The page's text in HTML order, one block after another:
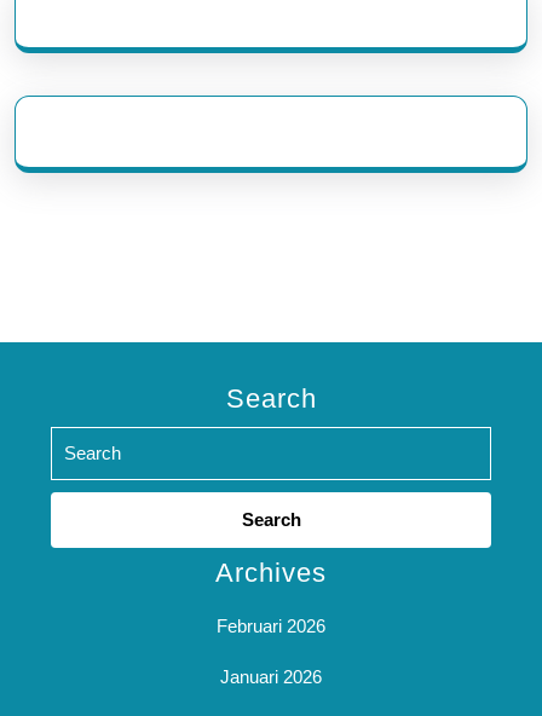
Search
Search
Archives
Februari 2026
Januari 2026